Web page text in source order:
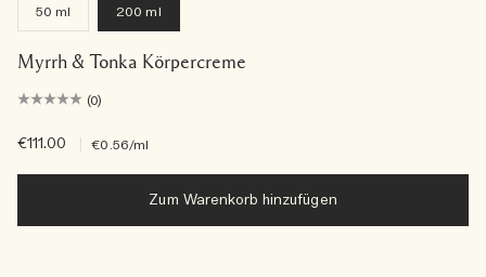
50 ml 200 ml
Myrrh & Tonka Körpercreme
(0)
€111.00 €0.56/ml
Zum Warenkorb hinzufügen